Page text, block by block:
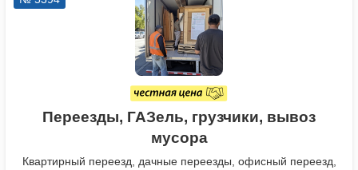
Переезды, ГАЗель, грузчики, вывоз
мусора
Квартирный переезд, дачные переезды, офисный переезд,